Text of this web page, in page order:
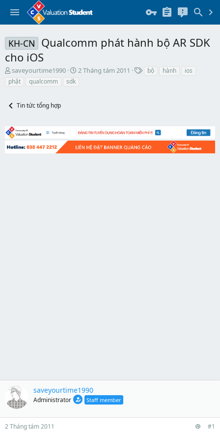
KH-CN
Qualcomm phát hành bộ AR SDK
cho iOS
T
h
a
t
a
r
saveyourtime1990
N
đ
ầ
u
2 Tháng tám 2011 bộ hành
ios
phật
qualcomm sdk
Tin tức tổng hợp
saveyourtime1990
Administrator Staff member
2 Tháng tám 2011 #1